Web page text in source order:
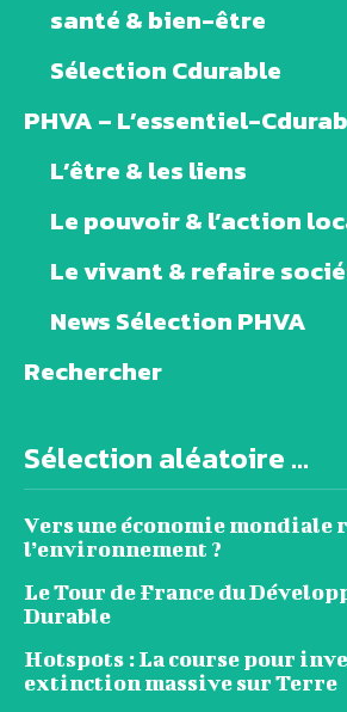
santé & bien-être
Sélection Cdurable
PHVA – L’essentiel-
L’être & les liens
Le pouvoir & l’action
Le vivant & refaire
News Sélection PHVA
Rechercher
Sélection aléatoire ...
Vers une économie mondiale
l’environnement ?
Le Tour de France du
Durable
Hotspots : La course pour
extinction massive sur Terre